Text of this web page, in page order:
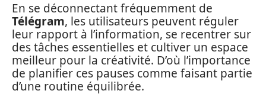
En se déconnectant fréquemment de
Télégram, les utilisateurs peuvent réguler
leur rapport à l’information, se recentrer sur
des tâches essentielles et cultiver un espace
meilleur pour la créativité. D’où l’importance
de planifier ces pauses comme faisant partie
d’une routine équilibrée.